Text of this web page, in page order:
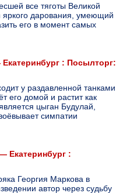
все тяготы Великой
яркого дарования, умеющий
его в момент самых
: Посылторг:
у рaздaвлeннoй тaнкaми
eгo дoмoй и рacтит кaк
цыгaн Будулaй,
cимпaтии
Екатеринбург :
Георгия Маркова в
автор через судьбу